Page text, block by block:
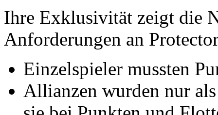
Ihre Exklusivität zeigt die
Anforderungen an
Einzelspieler mussten
Allianzen wurden nur